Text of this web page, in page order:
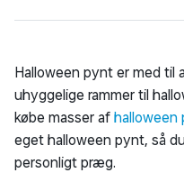
Halloween pynt er med til
uhyggelige rammer til
købe masser af halloween
eget halloween pynt, så
personligt præg.